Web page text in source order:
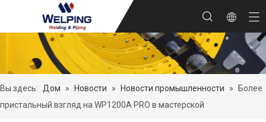
Вы здесь: Дом » Новости » Новости промышленности »
Более
пристальный взгляд на WP1200A PRO в мастерской